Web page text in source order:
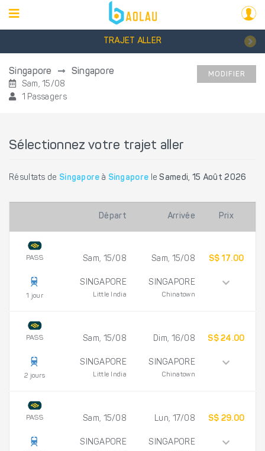
TRAJET ALLER
Singapore Singapore
Sam, 15/08
1 Passagers
MODIFIER
Sélectionnez votre trajet aller
Résultats de Singapore à Singapore leSamedi, 15 Août 2026
Départ Arrivée Prix
PASS
1 jour
Sam, 15/08
SINGAPORE
Little India
Sam, 15/08
SINGAPORE
Chinatown
S$ 17.00
PASS
2 jours
Sam, 15/08
SINGAPORE
Little India
Dim, 16/08
SINGAPORE
Chinatown
S$ 24.00
PASS Sam, 15/08
SINGAPORE
Lun, 17/08
SINGAPORE
S$ 29.00